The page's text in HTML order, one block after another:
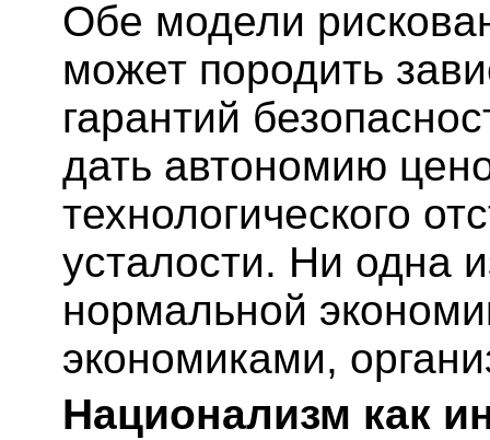
Обе модели
может породить
гарантий
дать автономию
технологического
усталости. Ни одна
нормальной
экономиками,
Национализм как